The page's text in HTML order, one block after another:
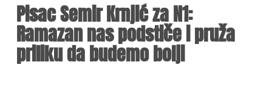
Pisac Semir Krnjić za N1:
Ramazan nas podstiče i pruža
priliku da budemo bolji